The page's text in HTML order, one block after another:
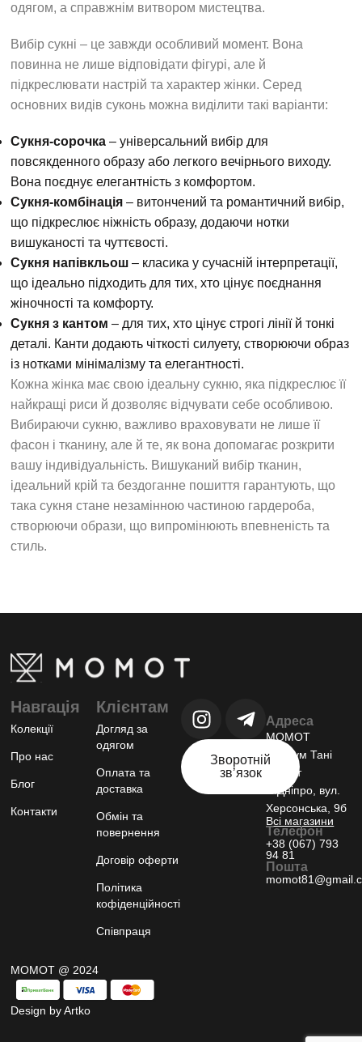
одягом, а справжнім витвором мистецтва.
Вибір сукні – це завжди особливий момент. Вона
повинна не лише відповідати фігурі, але й
підкреслювати настрій та характер жінки. Серед
основних видів суконь можна виділити такі варіанти:
Сукня-сорочка – універсальний вибір для
повсякденного образу або легкого вечірнього виходу.
Вона поєднує елегантність з комфортом.
Сукня-комбінація – витончений та романтичний вибір,
що підкреслює ніжність образу, додаючи нотки
вишуканості та чуттєвості.
Сукня напівкльош – класика у сучасній інтерпретації,
що ідеально підходить для тих, хто цінує поєднання
жіночності та комфорту.
Сукня з кантом – для тих, хто цінує строгі лінії й тонкі
деталі. Канти додають чіткості силуету, створюючи образ
із нотками мінімалізму та елегантності.
Кожна жінка має свою ідеальну сукню, яка підкреслює її
найкращі риси й дозволяє відчувати себе особливою.
Вибираючи сукню, важливо враховувати не лише її
фасон і тканину, але й те, як вона допомагає розкрити
вашу індивідуальність. Вишуканий вибір тканин,
ідеальний крій та бездоганне пошиття гарантують, що
така сукня стане незамінною частиною гардероба,
створюючи образи, що випромінюють впевненість та
стиль.
Адреса
МОМОТ
шоурум Тані
Момот
м.Дніпро, вул.
Херсонська, 9б
Всі магазини
Телефон
+38 (067) 793
94 81
Пошта
Навгація
Колекції
Про нас
Блог
Контакти
Клієнтам
Догляд за
одягом
Оплата та
доставка
Обмін та
повернення
Договір оферти
Політика
кофіденційності
Співпраця
Зворотній
звʼязок
МОМОТ @ 2024
Design by Artko